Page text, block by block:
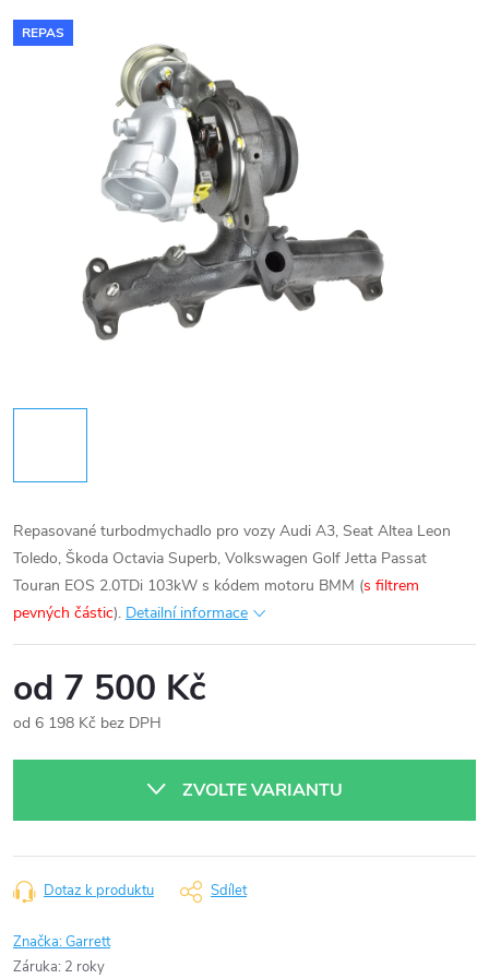
REPAS
Repasované turbodmychadlo pro vozy Audi A3, Seat Altea Leon
Toledo, Škoda Octavia Superb, Volkswagen Golf Jetta Passat
Touran EOS 2.0TDi 103kW s kódem motoru BMM (s filtrem
pevných částic). Detailní informace
od 7 500 Kč
od 6 198 Kč bez DPH
ZVOLTE VARIANTU
Dotaz k produktu Sdílet
Značka:Garrett
Záruka: 2 roky